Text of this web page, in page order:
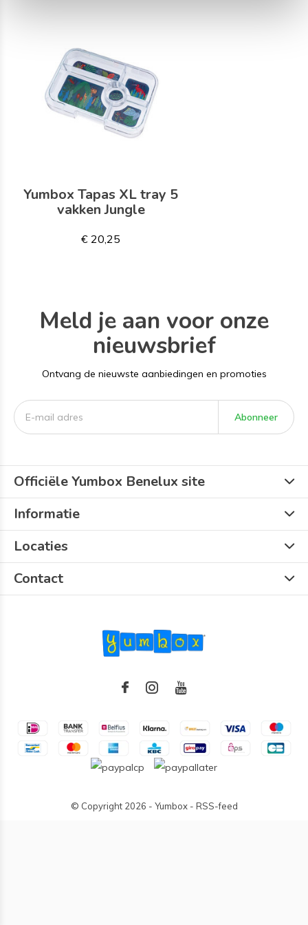
Yumbox Tapas XL tray 5
vakken Jungle
€ 20,25
Meld je aan voor onze
nieuwsbrief
Ontvang de nieuwste aanbiedingen en promoties
Abonneer
Officiële Yumbox Benelux site
Informatie
Locaties
Contact
© Copyright 2026 - Yumbox - RSS-feed